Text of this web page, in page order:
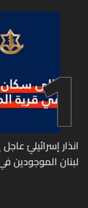
1
انذار إسرائيليّ
لبنان الموجودين